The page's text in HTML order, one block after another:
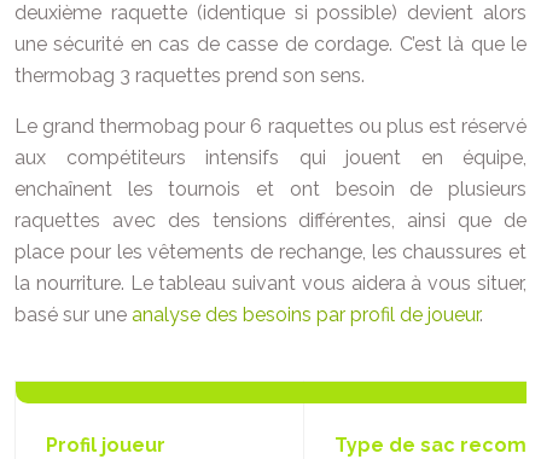
deuxième raquette (identique si possible) devient alors
une sécurité en cas de casse de cordage. C’est là que le
thermobag 3 raquettes prend son sens.
Le grand thermobag pour 6 raquettes ou plus est réservé
aux compétiteurs intensifs qui jouent en équipe,
enchaînent les tournois et ont besoin de plusieurs
raquettes avec des tensions différentes, ainsi que de
place pour les vêtements de rechange, les chaussures et
la nourriture. Le tableau suivant vous aidera à vous situer,
basé sur une analyse des besoins par profil de joueur.
Profil joueur Type de sac